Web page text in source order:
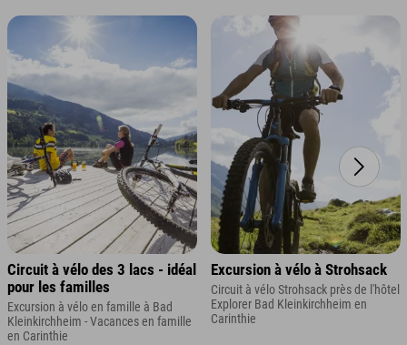
Circuit à vélo des 3 lacs - idéal
pour les familles
Excursion à vélo en famille à Bad
Kleinkirchheim - Vacances en famille
en Carinthie
Excursion à vélo à Strohsack
Circuit à vélo Strohsack près de l'hôtel
Explorer Bad Kleinkirchheim en
Carinthie